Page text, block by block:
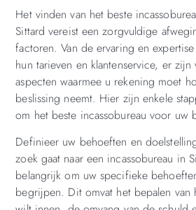
Het vinden van het beste
Sittard vereist een zorgvuldige
factoren. Van de ervaring en
hun tarieven en klantenservice, er zijn
aspecten waarmee u rekening moet
beslissing neemt. Hier zijn enkele
om het beste incassobureau voor uw
Definieer uw behoeften en
zoek gaat naar een incassobureau in
belangrijk om uw specifieke
begrijpen. Dit omvat het bepalen van